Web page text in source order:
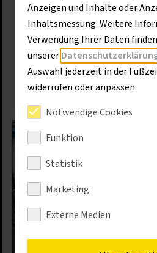
Disponent für
Außendienst (m/w/d)
Hagelstadt ab sofort
unbefristet​
Mehr erfahren
Anzeigen und Inhalte oder
Inhaltsmessung. Weitere
Verwendung Ihrer Daten
unserer
Auswahl jederzeit in der
widerrufen oder anpassen.
Notwendige Cookies
Funktion
Statistik
Marketing
Externe Medien